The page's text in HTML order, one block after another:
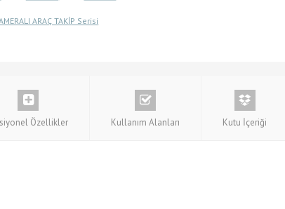
ARAÇ TAKİP Serisi
Özellikler Kullanım Alanları Kutu İçeriği